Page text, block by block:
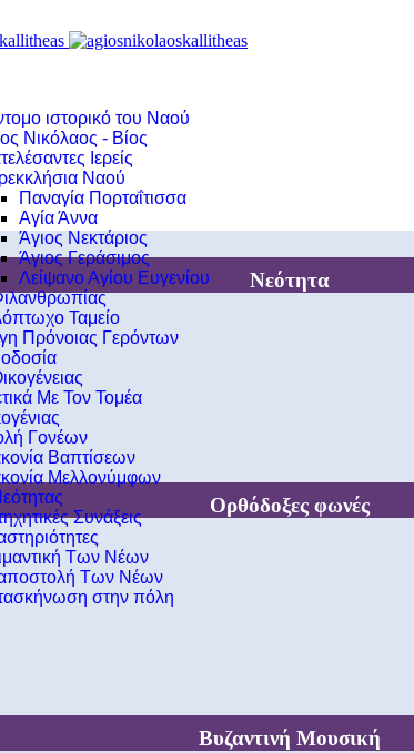
ιστορικό του Ναού
Νικόλαος - Βίος
Ιερείς
Ναού
Παναγία Πορταΐτισσα
Αγία Άννα
Άγιος Νεκτάριος
Άγιος Γεράσιμος
Λείψανο Αγίου Ευγενίου
Ταμείο
Πρόνοιας Γερόντων
Με Τον Τομέα
Γονέων
Βαπτίσεων
Μελλονύμφων
Συνάξεις
Των Νέων
Των Νέων
στην πόλη
Νεότητα
Ορθόδοξες φωνές
Βυζαντινή Μουσική